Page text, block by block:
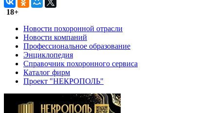
18+
Новости похоронной отрасли
Новости компаний
Профессиональное образование
Энциклопедия
Справочник похоронного сервиса
Каталог фирм
Проект "НЕКРОПОЛЬ"